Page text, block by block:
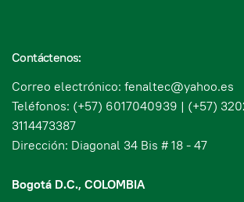
Contáctenos:
Correo electrónico: fenaltec@yahoo.es
Teléfonos: (+57) 6017040939 | (+57)
3114473387
Dirección: Diagonal 34 Bis # 18 - 47
Bogotá D.C., COLOMBIA